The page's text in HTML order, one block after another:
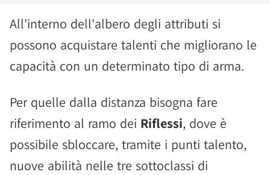
All'interno dell'albero degli attributi si
possono acquistare talenti che migliorano le
capacità con un determinato tipo di arma.
Per quelle dalla distanza bisogna fare
riferimento al ramo dei Riflessi, dove è
possibile sbloccare, tramite i punti talento,
nuove abilità nelle tre sottoclassi di